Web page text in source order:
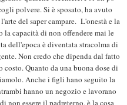
polvere. Si è sposato, ha avuto
del saper campare. L'onestà e la
la capacità di non offendere mai le
dell'epoca è diventata stracolma di
Non credo che dipenda dal fatto
Quanto da una buona dose di
Anche i figli hano seguito la
hanno un negozio e lavorano
non essere il padreterno, è la cosa